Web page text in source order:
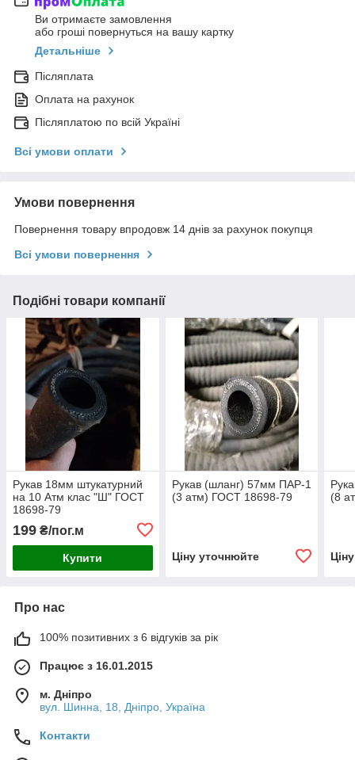
Ви отримаєте замовлення
або гроші повернуться на вашу картку
Детальніше
Післяплата
Оплата на рахунок
Післяплатою по всій Україні
Всі умови оплати
Умови повернення
Повернення товару впродовж 14 днів за рахунок покупця
Всі умови повернення
Подібні товари компанії
Рукав 18мм штукатурний
на 10 Атм клас "Ш" ГОСТ
18698-79
199 ₴/пог.м
Купити
Рукав (шланг) 57мм ПАР-1
(3 атм) ГОСТ 18698-79
Ціну уточнюйте
(8
Про нас
100% позитивних з 6 відгуків за рік
Працює з 16.01.2015
м. Дніпро
вул. Шинна, 18, Дніпро, Україна
Контакти